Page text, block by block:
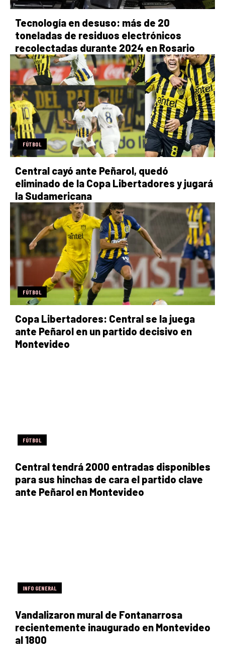
Tecnología en desuso: más de 20
toneladas de residuos electrónicos
recolectadas durante 2024 en Rosario
FÚTBOL
Central cayó ante Peñarol, quedó
eliminado de la Copa Libertadores y jugará
la Sudamericana
FÚTBOL
Copa Libertadores: Central se la juega
ante Peñarol en un partido decisivo en
Montevideo
FÚTBOL
Central tendrá 2000 entradas disponibles
para sus hinchas de cara el partido clave
ante Peñarol en Montevideo
INFO GENERAL
Vandalizaron mural de Fontanarrosa
recientemente inaugurado en Montevideo
al 1800